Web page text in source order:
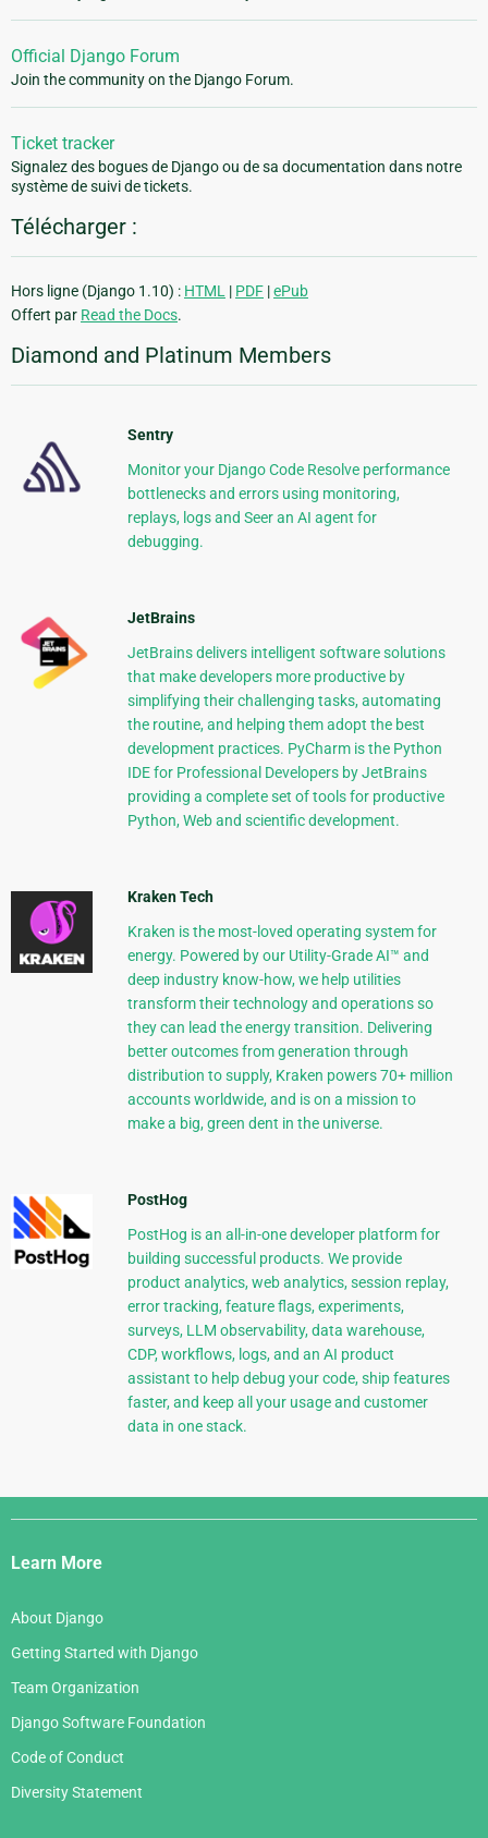
Official Django Forum
Join the community on the Django Forum.
Ticket tracker
Signalez des bogues de Django ou de sa documentation dans notre
système de suivi de tickets.
Télécharger :
Hors ligne (Django 1.10) : HTML | PDF |ePub
Offert par Read the Docs.
Diamond and Platinum Members
Sentry
Monitor your Django Code Resolve performance
bottlenecks and errors using monitoring,
replays, logs and Seer an AI agent for
debugging.
JetBrains
JetBrains delivers intelligent software solutions
that make developers more productive by
simplifying their challenging tasks, automating
the routine, and helping them adopt the best
development practices. PyCharm is the Python
IDE for Professional Developers by JetBrains
providing a complete set of tools for productive
Python, Web and scientific development.
Kraken Tech
Kraken is the most-loved operating system for
energy. Powered by our Utility-Grade AI™ and
deep industry know-how, we help utilities
transform their technology and operations so
they can lead the energy transition. Delivering
better outcomes from generation through
distribution to supply, Kraken powers 70+ million
accounts worldwide, and is on a mission to
make a big, green dent in the universe.
PostHog
PostHog is an all-in-one developer platform for
building successful products. We provide
product analytics, web analytics, session replay,
error tracking, feature flags, experiments,
surveys, LLM observability, data warehouse,
CDP, workflows, logs, and an AI product
assistant to help debug your code, ship features
faster, and keep all your usage and customer
data in one stack.
Django
Links
Learn More
About Django
Getting Started with Django
Team Organization
Django Software Foundation
Code of Conduct
Diversity Statement